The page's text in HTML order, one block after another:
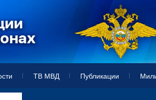
ТВ МВД Публикации